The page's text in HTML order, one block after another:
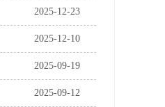
2025-12-23
2025-12-10
2025-09-19
2025-09-12